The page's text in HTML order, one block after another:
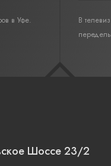
в Уфе.
В
Шоссе 23/2